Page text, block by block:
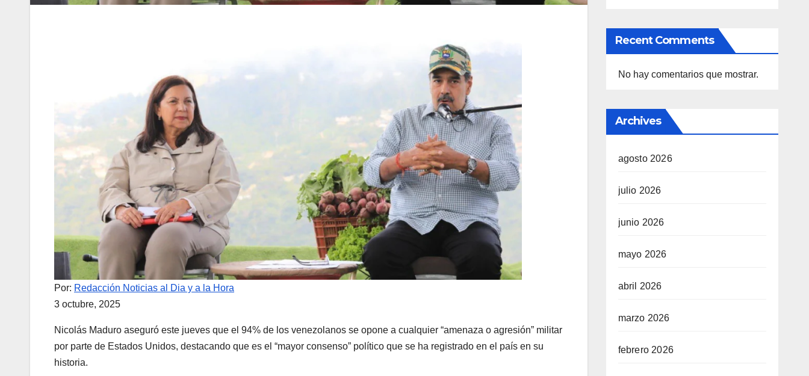
Por: Redacción Noticias al Dia y a la Hora
3 octubre, 2025
Nicolás Maduro aseguró este jueves que el 94% de los venezolanos se opone a cualquier “amenaza o agresión” militar
por parte de Estados Unidos, destacando que es el “mayor consenso” político que se ha registrado en el país en su
historia.
Recent Comments
No hay comentarios que mostrar.
Archives
agosto 2026
julio 2026
junio 2026
mayo 2026
abril 2026
marzo 2026
febrero 2026